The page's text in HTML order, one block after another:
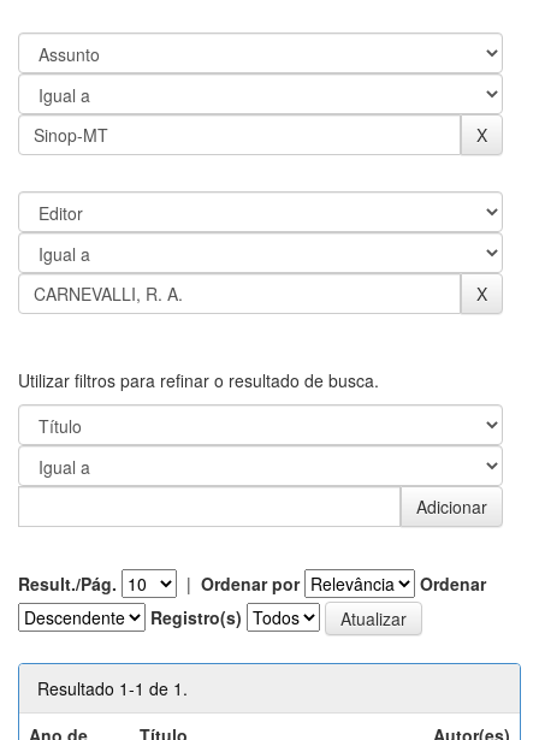
Utilizar filtros para refinar o resultado de busca.
Result./Pág. | Ordenar por
Ordenar
Registro(s)
Resultado 1-1 de 1.
Ano de
Título Autor(es)